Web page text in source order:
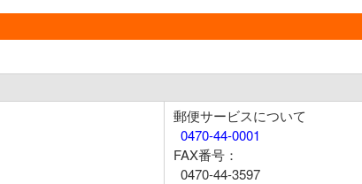
郵便サービスについて
0470-44-0001
FAX番号：
0470-44-3597